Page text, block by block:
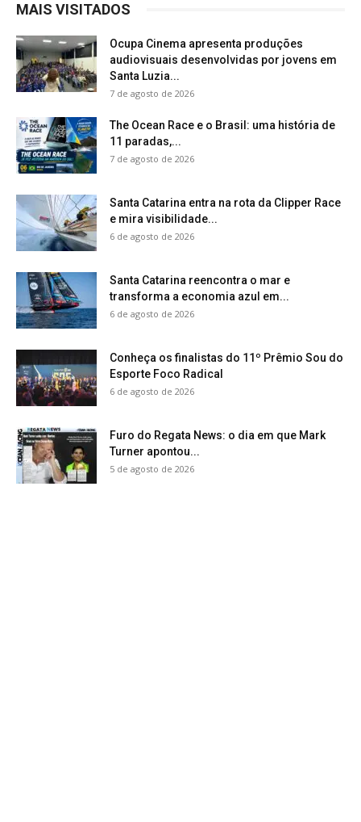
MAIS VISITADOS
Ocupa Cinema apresenta produções
audiovisuais desenvolvidas por jovens em
Santa Luzia...
7 de agosto de 2026
The Ocean Race e o Brasil: uma história de
11 paradas,...
7 de agosto de 2026
Santa Catarina entra na rota da Clipper Race
e mira visibilidade...
6 de agosto de 2026
Santa Catarina reencontra o mar e
transforma a economia azul em...
6 de agosto de 2026
Conheça os finalistas do 11º Prêmio Sou do
Esporte Foco Radical
6 de agosto de 2026
Furo do Regata News: o dia em que Mark
Turner apontou...
5 de agosto de 2026